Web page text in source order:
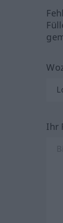
Ihr